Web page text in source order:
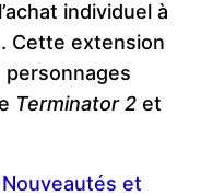
individuel à
Cette extension
personnages
Terminator 2 et
et